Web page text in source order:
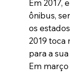
Em 2017,
ônibus,
os
2019 toca
para a
Em